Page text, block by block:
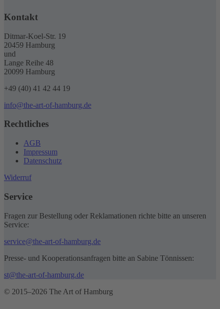
Kontakt
Ditmar-Koel-Str. 19
20459 Hamburg
und
Lange Reihe 48
20099 Hamburg
+49 (40) 41 42 44 19
info@the-art-of-hamburg.de
Rechtliches
AGB
Impressum
Datenschutz
Widerruf
Service
Fragen zur Bestellung oder Reklamationen richte bitte an unseren
Service:
service@the-art-of-hamburg.de
Presse- und Kooperationsanfragen bitte an Sabine Tönnissen:
st@the-art-of-hamburg.de
© 2015–2026 The Art of Hamburg